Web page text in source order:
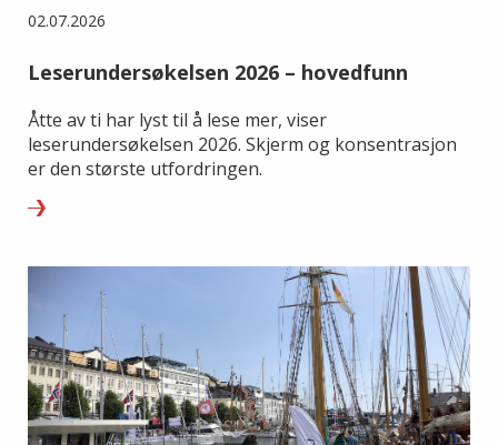
02.07.2026
Leserundersøkelsen 2026 – hovedfunn
Åtte av ti har lyst til å lese mer, viser
leserundersøkelsen 2026. Skjerm og konsentrasjon
er den største utfordringen.